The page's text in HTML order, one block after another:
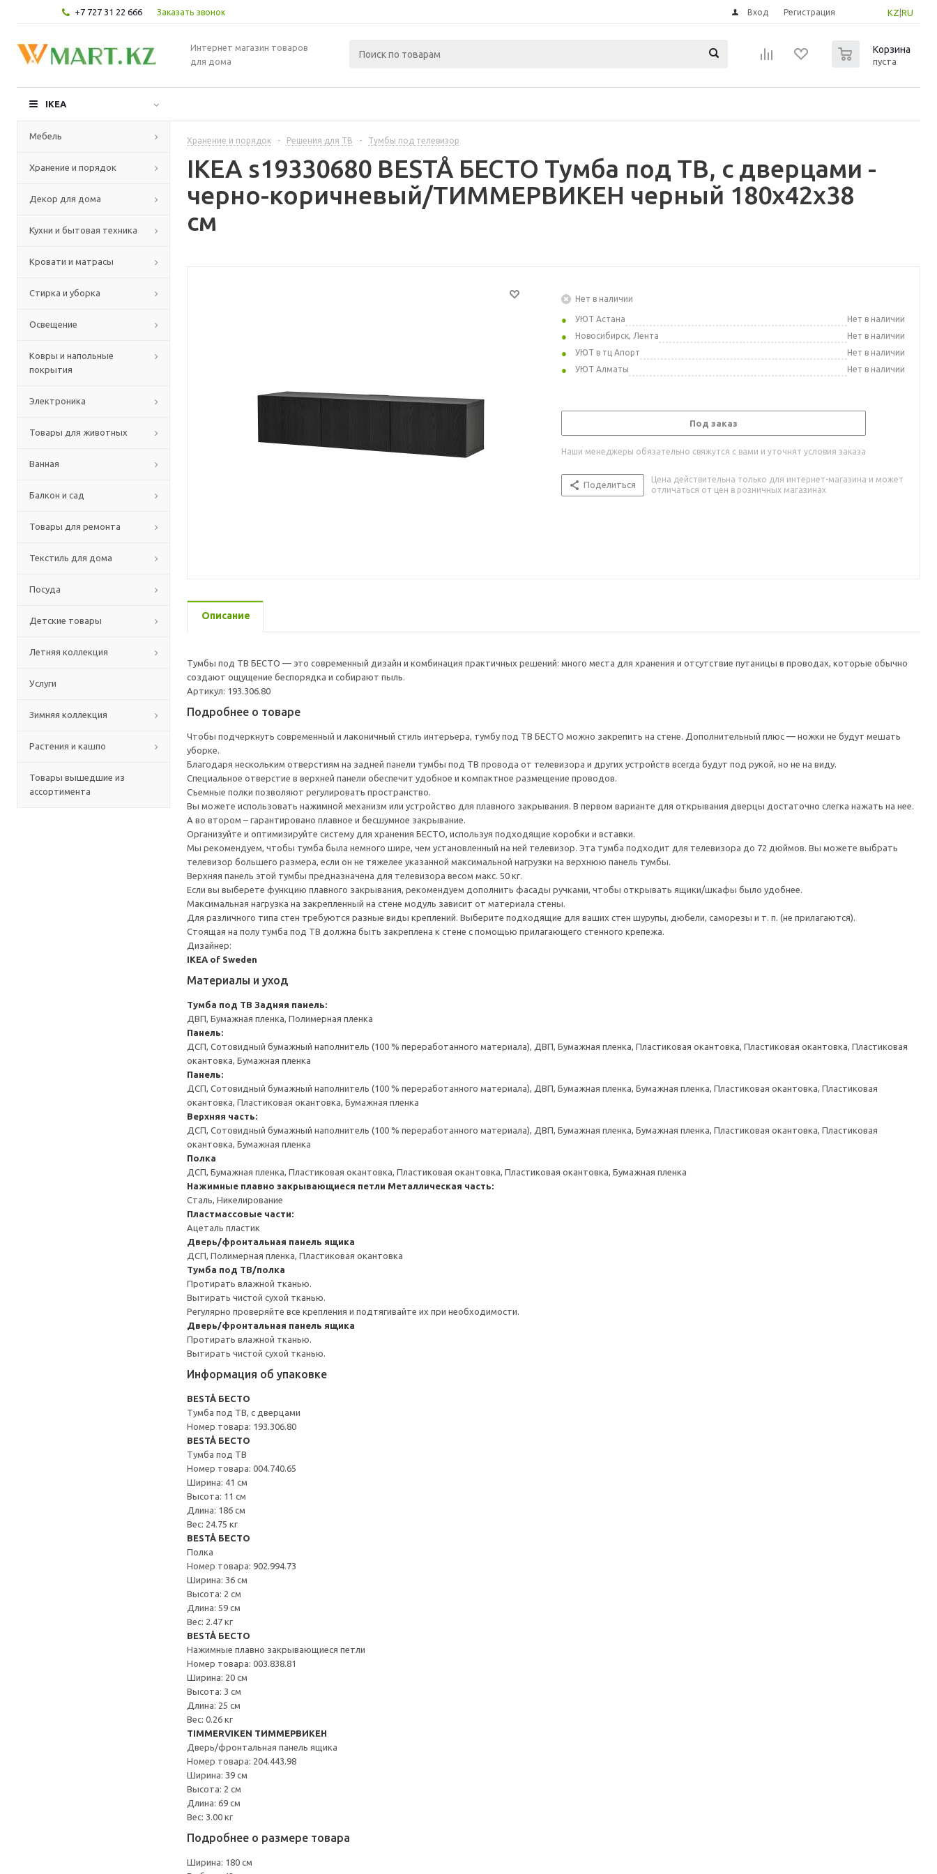
+7 727 31 22 666 Заказать звонок KZ RU
Вход Регистрация
Интернет магазин товаров
для дома
Корзина
пуста
IKEA
Мебель
Хранение и порядок
Декор для дома
Кухни и бытовая техника
Кровати и матрасы
Стирка и уборка
Освещение
Ковры и напольные
покрытия
Электроника
Товары для животных
Ванная
Балкон и сад
Товары для ремонта
Текстиль для дома
Посуда
Детские товары
Летняя коллекция
Услуги
Зимняя коллекция
Растения и кашпо
Товары вышедшие из
ассортимента
Хранение и порядок - Решения для ТВ - Тумбы под телевизор
IKEA s19330680 BESTÅ БЕСТО Тумба под ТВ, с дверцами -
черно-коричневый/ТИММЕРВИКЕН черный 180x42x38
см
Нет в наличии
УЮТ Астана
Нет в наличии
Новосибирск, Лента
Нет в наличии
УЮТ в тц Апорт
Нет в наличии
УЮТ Алматы
Нет в наличии
Под заказ
Наши менеджеры обязательно свяжутся с вами и уточнят условия заказа
Поделиться
Цена действительна только для интернет-магазина и может
отличаться от цен в розничных магазинах
Описание
Тумбы под ТВ БЕСТО — это современный дизайн и комбинация практичных решений: много места для хранения и отсутствие путаницы в проводах, которые обычно
создают ощущение беспорядка и собирают пыль.
Артикул: 193.306.80
Подробнее о товаре
Чтобы подчеркнуть современный и лаконичный стиль интерьера, тумбу под ТВ БЕСТО можно закрепить на стене. Дополнительный плюс — ножки не будут мешать
уборке.
Благодаря нескольким отверстиям на задней панели тумбы под ТВ провода от телевизора и других устройств всегда будут под рукой, но не на виду.
Специальное отверстие в верхней панели обеспечит удобное и компактное размещение проводов.
Съемные полки позволяют регулировать пространство.
Вы можете использовать нажимной механизм или устройство для плавного закрывания. В первом варианте для открывания дверцы достаточно слегка нажать на нее.
А во втором – гарантировано плавное и бесшумное закрывание.
Организуйте и оптимизируйте систему для хранения БЕСТО, используя подходящие коробки и вставки.
Мы рекомендуем, чтобы тумба была немного шире, чем установленный на ней телевизор. Эта тумба подходит для телевизора до 72 дюймов. Вы можете выбрать
телевизор большего размера, если он не тяжелее указанной максимальной нагрузки на верхнюю панель тумбы.
Верхняя панель этой тумбы предназначена для телевизора весом макс. 50 кг.
Если вы выберете функцию плавного закрывания, рекомендуем дополнить фасады ручками, чтобы открывать ящики/шкафы было удобнее.
Максимальная нагрузка на закрепленный на стене модуль зависит от материала стены.
Для различного типа стен требуются разные виды креплений. Выберите подходящие для ваших стен шурупы, дюбели, саморезы и т. п. (не прилагаются).
Стоящая на полу тумба под ТВ должна быть закреплена к стене с помощью прилагающего стенного крепежа.
Дизайнер:
IKEA of Sweden
Материалы и уход
Тумба под ТВ Задняя панель:
ДВП, Бумажная пленка, Полимерная пленка
Панель:
ДСП, Сотовидный бумажный наполнитель (100 % переработанного материала), ДВП, Бумажная пленка, Пластиковая окантовка, Пластиковая окантовка, Пластиковая
окантовка, Бумажная пленка
Панель:
ДСП, Сотовидный бумажный наполнитель (100 % переработанного материала), ДВП, Бумажная пленка, Бумажная пленка, Пластиковая окантовка, Пластиковая
окантовка, Пластиковая окантовка, Бумажная пленка
Верхняя часть:
ДСП, Сотовидный бумажный наполнитель (100 % переработанного материала), ДВП, Бумажная пленка, Бумажная пленка, Пластиковая окантовка, Пластиковая
окантовка, Бумажная пленка
Полка
ДСП, Бумажная пленка, Пластиковая окантовка, Пластиковая окантовка, Пластиковая окантовка, Бумажная пленка
Нажимные плавно закрывающиеся петли Металлическая часть:
Сталь, Никелирование
Пластмассовые части:
Ацеталь пластик
Дверь/фронтальная панель ящика
ДСП, Полимерная пленка, Пластиковая окантовка
Тумба под ТВ/полка
Протирать влажной тканью.
Вытирать чистой сухой тканью.
Регулярно проверяйте все крепления и подтягивайте их при необходимости.
Дверь/фронтальная панель ящика
Протирать влажной тканью.
Вытирать чистой сухой тканью.
Информация об упаковке
BESTÅ БЕСТО
Тумба под ТВ, с дверцами
Номер товара: 193.306.80
BESTÅ БЕСТО
Тумба под ТВ
Номер товара: 004.740.65
Ширина: 41 см
Высота: 11 см
Длина: 186 см
Вес: 24.75 кг
BESTÅ БЕСТО
Полка
Номер товара: 902.994.73
Ширина: 36 см
Высота: 2 см
Длина: 59 см
Вес: 2.47 кг
BESTÅ БЕСТО
Нажимные плавно закрывающиеся петли
Номер товара: 003.838.81
Ширина: 20 см
Высота: 3 см
Длина: 25 см
Вес: 0.26 кг
TIMMERVIKEN ТИММЕРВИКЕН
Дверь/фронтальная панель ящика
Номер товара: 204.443.98
Ширина: 39 см
Высота: 2 см
Длина: 69 см
Вес: 3.00 кг
Подробнее о размере товара
Ширина: 180 см